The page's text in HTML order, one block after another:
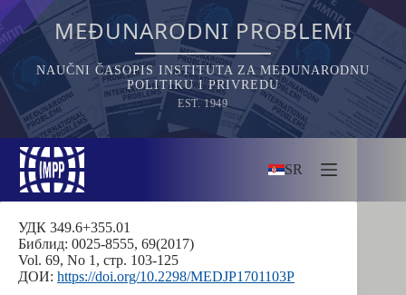
Skip
to
content
MEĐUNARODNI PROBLEMI
NAUČNI ČASOPIS INSTITUTA ZA MEĐUNARODNU
POLITIKU I PRIVREDU
EST. 1949
SR
УДК 349.6+355.01
Библид: 0025‐8555, 69(2017)
Vol. 69, No 1, стр. 103-125
ДОИ: https://doi.org/10.2298/MEDJP1701103P